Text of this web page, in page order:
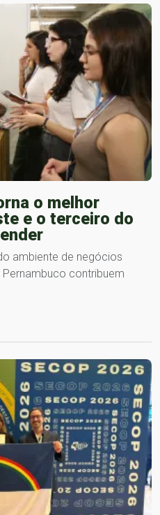
o melhor
e o terceiro do
ambiente de negócios
contribuem